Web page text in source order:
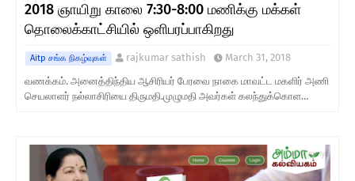
2018 ஞாயிறு காலை 7:30-8:00 மணிக்கு மக்கள்
தொலைக்காட்சியில் ஒளிபரப்பாகிறது
Aitp சங்க நிகழ்வுகள் rajkumar sathish
March 31, 2018
வணக்கம். அனைத்திந்திய ஆசிரியர் பேரவை நாகை மாவட்ட மகளிர் அணி
செயலாளர் நல்லாசிரியை திருமதி.முழுமதி அவர்கள் கலந்துக்கொள…